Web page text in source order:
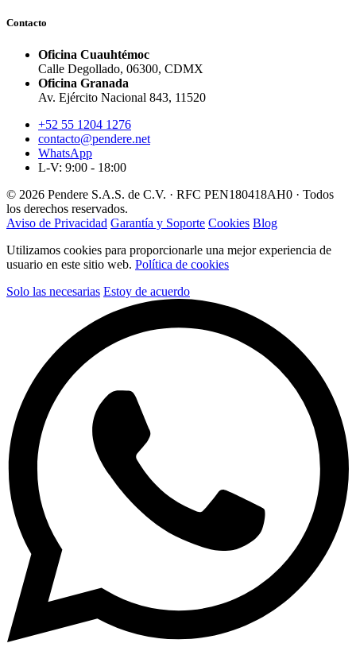
Contacto
Oficina Cuauhtémoc
Calle Degollado, 06300, CDMX
Oficina Granada
Av. Ejército Nacional 843, 11520
+52 55 1204 1276
contacto@pendere.net
WhatsApp
L-V: 9:00 - 18:00
© 2026 Pendere S.A.S. de C.V. · RFC PEN180418AH0 · Todos
los derechos reservados.
Aviso de Privacidad Garantía y Soporte Cookies Blog
Utilizamos cookies para proporcionarle una mejor experiencia de
usuario en este sitio web. Política de cookies
Solo las necesarias Estoy de acuerdo